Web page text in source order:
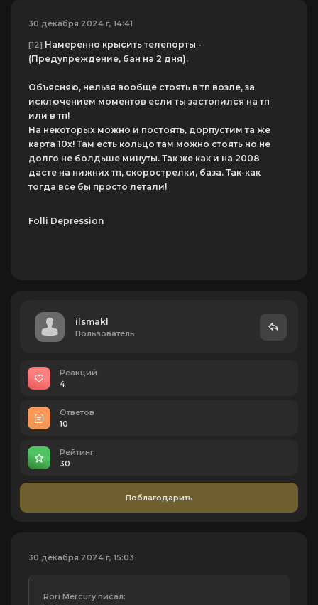
30 декабря 2024 г, 14:41
[12] Намеренно крысить телепорты -
(Предупреждение, бан на 2 дня).
Объясняю, нельзя вообще стоять в тп возле, за
исключением моментов если ты застопился на тп
или в тп!
На некоторых можно и постоять, дорпустим та же
карта 10х! Там есть кольцо там можно стоять но не
долго не болдьше минуты. Так же как и на 2008
дасте на нижних тп, скорострелки, база. Так-как
тогда все бы просто летали!
Folli Depression
ilsmakl
Пользователь
Реакций
4
Ответов
10
Рейтинг
30
Поблагодарить
30 декабря 2024 г, 15:03
Rori Mercury писал: